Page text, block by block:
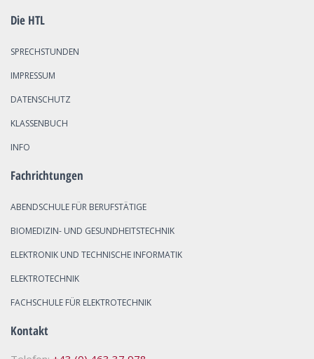
Die HTL
SPRECHSTUNDEN
IMPRESSUM
DATENSCHUTZ
KLASSENBUCH
INFO
Fachrichtungen
ABENDSCHULE FÜR BERUFSTÄTIGE
BIOMEDIZIN- UND GESUNDHEITSTECHNIK
ELEKTRONIK UND TECHNISCHE INFORMATIK
ELEKTROTECHNIK
FACHSCHULE FÜR ELEKTROTECHNIK
Kontakt